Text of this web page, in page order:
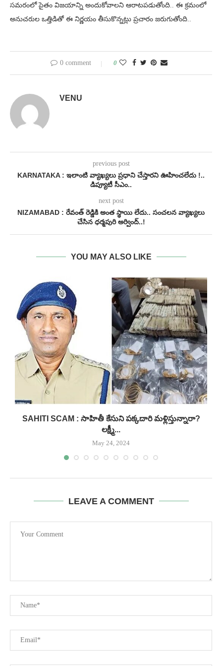
సమరంలో సైతం విజయాన్ని అందుకోవాలని ఆరాటపడుతోంది.. ఈ క్రమంలో
అనుచరుల ఒత్తిడితో ఈ నిర్ణయం తీసుకొన్నట్లు ప్రచారం జరుగుతోంది..
0 comment 0
VENU
previous post
KARNATAKA : ఇలాంటి వ్యాఖ్యలు ప్రధాని చేస్తారని ఊహించలేదు !..
డిప్యూటీ సీఎం..
next post
NIZAMABAD : రేవంత్ రెడ్డికి అంత స్థాయి లేదు.. సంచలన వ్యాఖ్యలు
చేసిన ధర్మపురి అర్వింద్..!
YOU MAY ALSO LIKE
SAHITI SCAM : సాహితీ కేసుని పక్కదారి మళ్లిస్తున్నారా?
లక్ష్మీ...
May 24, 2024
LEAVE A COMMENT